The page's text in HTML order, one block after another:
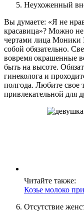
Неухоженный
Вы думаете: «Я не
красавица»? Можно
чертами лица Моники
собой обязательно.
вовремя окрашенные
быть на высоте.
гинеколога и
полгода. Любите свое
привлекательной для
Читайте также:
Козье молоко
Отсутствие